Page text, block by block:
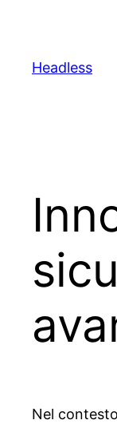
content
Headless
Nel